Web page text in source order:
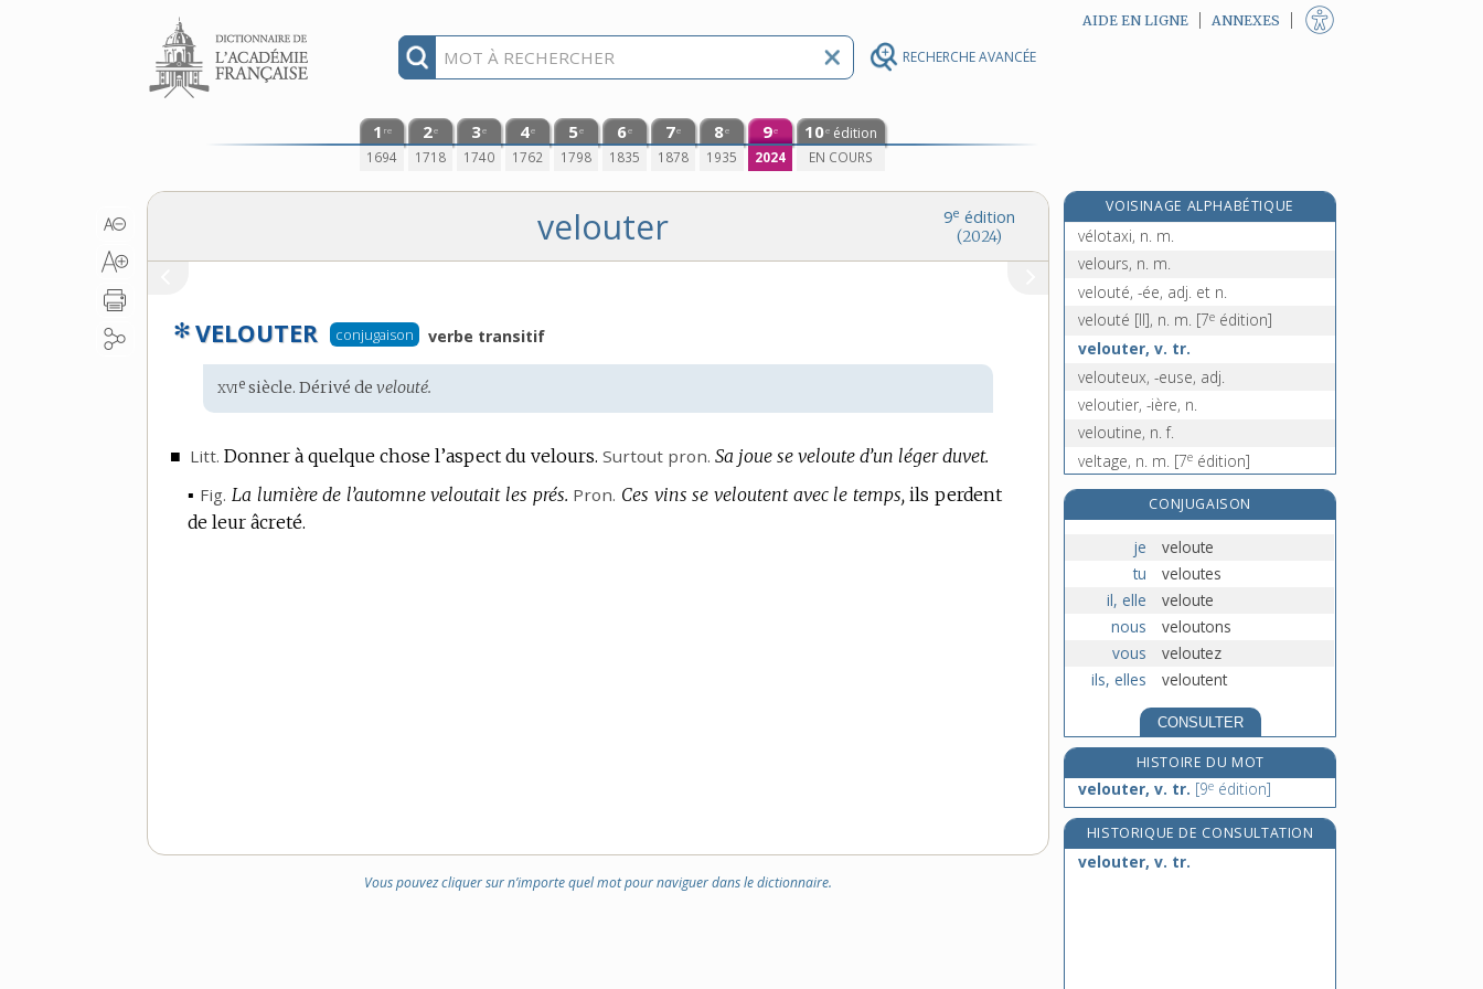
RECHERCHE AVANCÉE
Aller au contenu AIDE EN LIGNE ANNEXES
1 re
1694
2e
1718
3e
1740
4e
1762
5e
1798
6e
1835
7e
1878
8e
1935
9e
2024
10e édition
EN COURS
9e édition
(2024)
velouter
✻ VELOUTER conjugaison verbe transitif
Étymologie
:
xvie siècle. Dérivé develouté.
■ Litt. Donner à quelque chose l’aspect du velours. Surtout pron. Sa joue se veloute d’un léger duvet.
▪ Fig. La lumière de l’automne veloutait les prés. Pron. Ces vins se veloutent avec le temps, ils perdent
de leur âcreté.
Vous pouvez cliquer sur n’importe quel mot pour naviguer dans le dictionnaire.
VOISINAGE ALPHABÉTIQUE
vélo-taxi, n. m.
vélotaxi, n. m.
velours, n. m.
velouté, -ée, adj. et n.
velouté [II], n. m. [7e édition]
velouter, v. tr.
velouteux, -euse, adj.
veloutier, -ière, n.
veloutine, n. f.
veltage, n. m. [7e édition]
velte, n. f.[7eédition]
velter, v. tr.[7 édition]
velteur, n. m.[7eédition]
velu, -ue, adj.
vélum, n. m.
CONJUGAISON
je
veloute
tu
veloutes
il, elle
veloute
nous
veloutons
vous
veloutez
ils, elles
veloutent
CONSULTER
HISTOIRE DU MOT
velouter, v. tr. [9e édition]
HISTORIQUE DE CONSULTATION
velouter, v. tr.